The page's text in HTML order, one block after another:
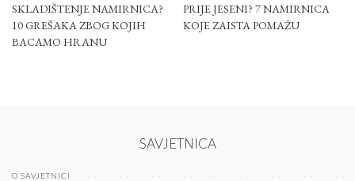
SKLADIŠTENJE NAMIRNICA?
10 GREŠAKA ZBOG KOJIH
BACAMO HRANU
PRIJE JESENI? 7 NAMIRNICA
KOJE ZAISTA POMAŽU
SAVJETNICA
O SAVJETNICI